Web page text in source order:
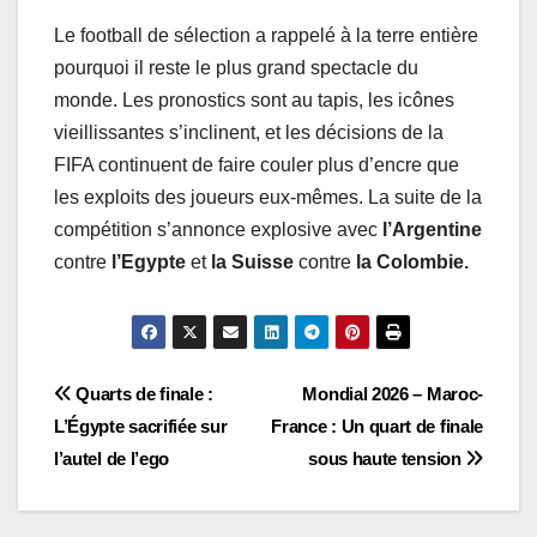
Le football de sélection a rappelé à la terre entière
pourquoi il reste le plus grand spectacle du
monde. Les pronostics sont au tapis, les icônes
vieillissantes s’inclinent, et les décisions de la
FIFA continuent de faire couler plus d’encre que
les exploits des joueurs eux-mêmes. La suite de la
compétition s’annonce explosive avec l’Argentine
contre l’Egypte etla Suisse contre la Colombie.
Navigation
de
l’article
Mondial 2026 – Maroc-
France : Un quart de finale
sous haute tension
Quarts de finale :
L’Égypte sacrifiée sur
l’autel de l’ego